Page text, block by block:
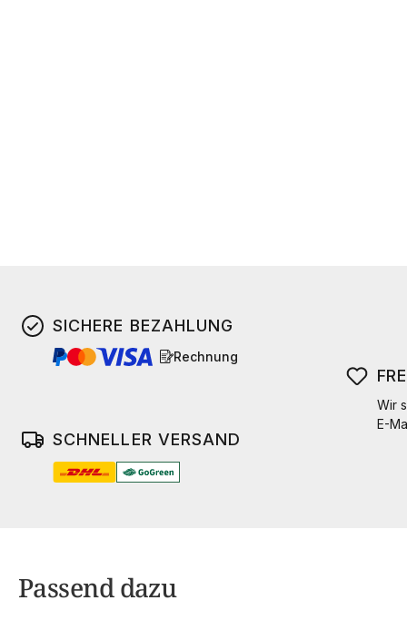
SICHERE BEZAHLUNG
Rechnung
SCHNELLER VERSAND
Wir
E-
Passend dazu